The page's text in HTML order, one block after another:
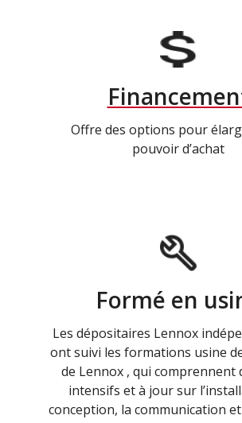
Offre des options pour
pouvoir d’achat
Formé en
Les dépositaires Lennox
ont suivi les formations usine
de Lennox , qui comprennent
intensifs et à jour sur
conception, la communication